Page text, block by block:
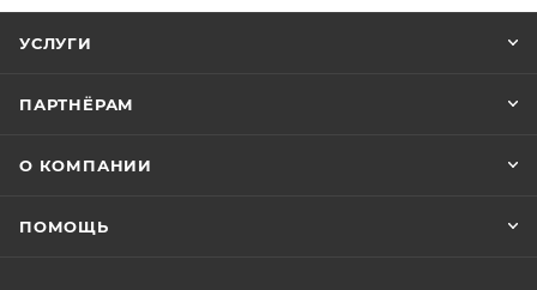
УСЛУГИ
ПАРТНЁРАМ
О КОМПАНИИ
ПОМОЩЬ